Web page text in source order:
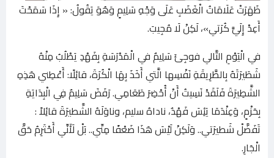
ظَهَرَتْ عَلَامَاتُ الْغَضَبِ عَلَى وَجْهِ سَلِيمٍ وَهُوَ يَقُولُ: « إِذَا سَمَحْتَ
أَعِدْ إِلَيَّ كُرَتي»، لَكِنْ لَا مُجِيبَ.
في الْيَوْمِ التَّالي فوجِئَ سَلِيمٌ في الْمَدْرَسَةِ بِفَهْدِ يَطْلُبُ مِنْهُ
شَطَيرَتَهُ بِالطَّرِيقَةِ نَفْسِها الَّتي أَخَذَ بِهَا الْكُرَةَ، قائِلًا: أَعْطِني هَذِهِ
الشَّطِيرَةَ فَلَقَدْ نَسِيتُ أَنْ أُحْضِرَ طَعَامِي. رَفَضَ سَلِيمٌ فِي الْبِدَايَةِ
بِحَزْمٍ، وَعِنْدَمَا يَئِسَ فَهْدٌ، ناداهُ سليم، وناوَلَهُ الشَّطيرَةَ قائِلاً :
تَفَضَّلْ شَطيرَتي.. وَلَكِنْ لَيْسَ هَذَا ضَعْفًا مِنِّي.. بَلْ لَأَنِّي أَحْتَرِمُ حَقَّ
الْجَارِ.